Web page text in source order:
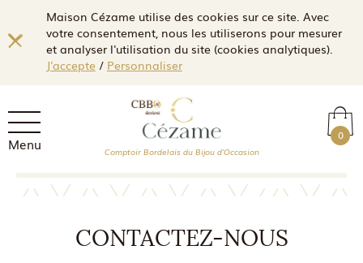
Maison Cézame utilise des cookies sur ce site. Avec
votre consentement, nous les utiliserons pour mesurer
et analyser l'utilisation du site (cookies analytiques).
J'accepte/ Personnaliser
Menu 0
Comptoir Bordelais du Bijou d'Occasion
CONTACTEZ-NOUS